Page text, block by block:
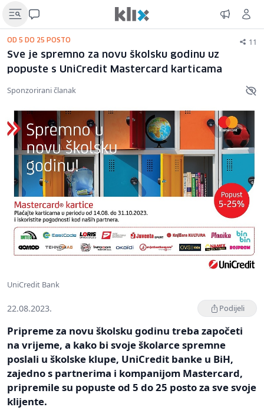
OD 5 DO 25 POSTO 11
Sve je spremno za novu školsku godinu uz
popuste s UniCredit Mastercard karticama
Sponzorirani članak
UniCredit Bank
22.08.2023. Podijeli
Pripreme za novu školsku godinu treba započeti
na vrijeme, a kako bi svoje školarce spremne
poslali u školske klupe, UniCredit banke u BiH,
zajedno s partnerima i kompanijom Mastercard,
pripremile su popuste od 5 do 25 posto za sve svoje
klijente.